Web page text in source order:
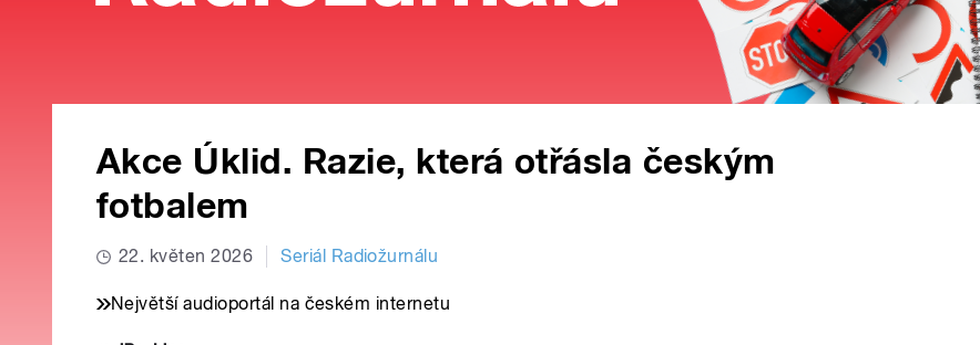
Akce Úklid. Razie, která otřásla českým
fotbalem
22. květen 2026 Seriál Radiožurnálu
Největší audioportál na českém internetu